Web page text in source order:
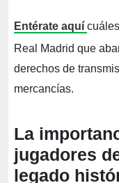
Entérate aquí
Real Madrid que
derechos de
mercancías.
La
jugadores
legado